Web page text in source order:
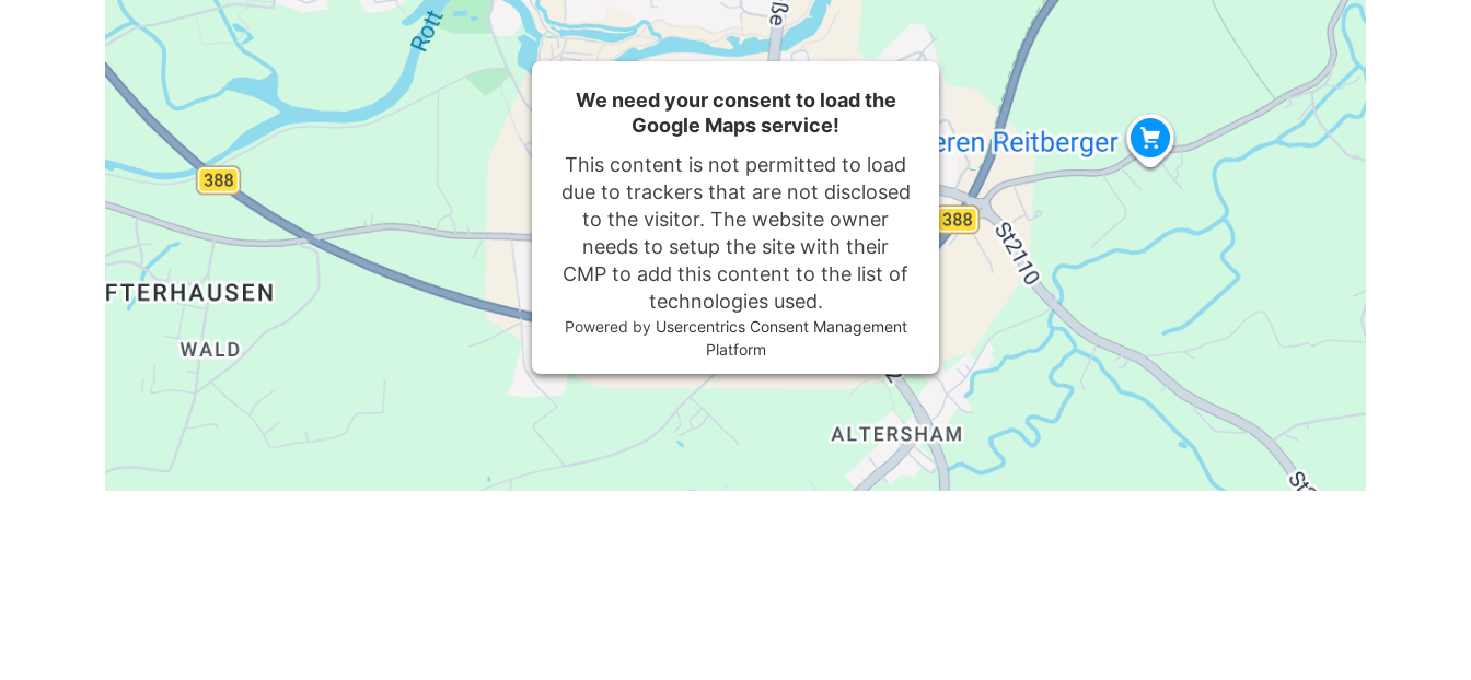
We need your consent to load the
Google Maps service!
This content is not permitted to load
due to trackers that are not disclosed
to the visitor. The website owner
needs to setup the site with their
CMP to add this content to the list of
technologies used.
Powered by Usercentrics Consent Management
Platform